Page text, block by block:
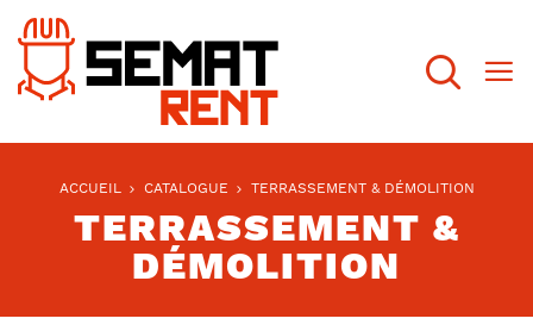
ACCUEIL CATALOGUE TERRASSEMENT & DÉMOLITION
TERRASSEMENT &
DÉMOLITION